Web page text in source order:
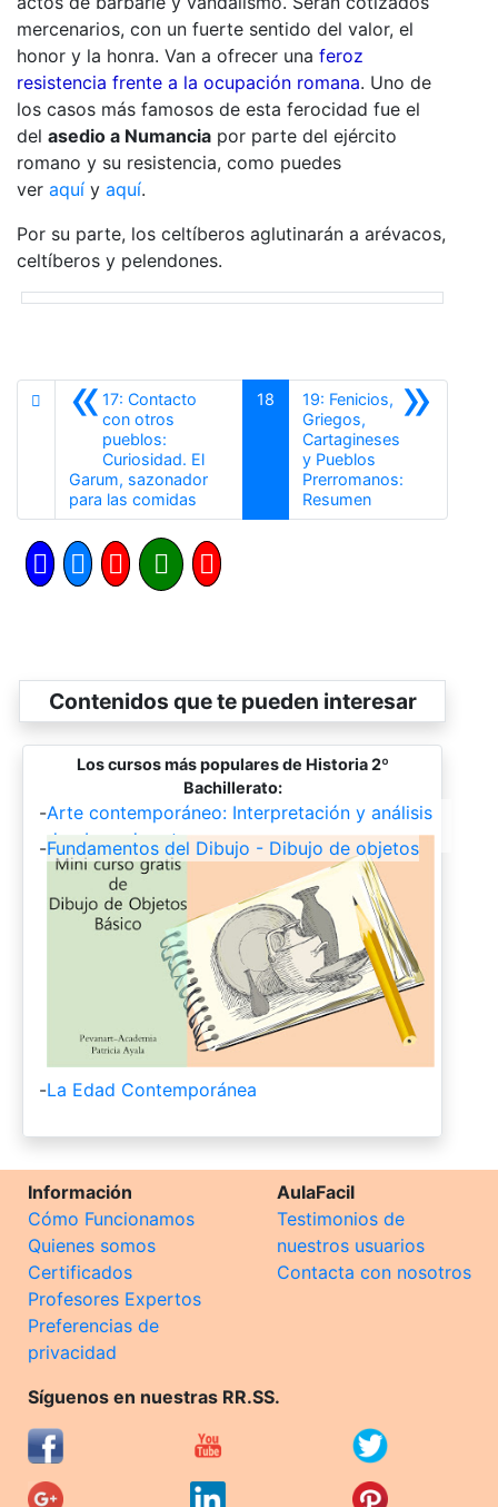
mercenarios, con un fuerte sentido del valor, el
honor y la honra. Van a ofrecer una feroz
resistencia frente a la ocupación romana. Uno de
los casos más famosos de esta ferocidad fue el
del asedio a Numancia por parte del ejército
romano y su resistencia, como puedes
ver aquí y aquí.
Por su parte, los celtíberos aglutinarán a arévacos,
celtíberos y pelendones.
«17: Contacto
con otros
pueblos:
Curiosidad. El
Garum, sazonador
para las comidas
18 »
19: Fenicios,
Griegos,
Cartagineses
y Pueblos
Prerromanos:
ResumenSiguiente
Contenidos que te pueden interesar
Los cursos más populares de Historia 2º
Bachillerato:
-Arte contemporáneo: Interpretación y análisis
de obras de arte
-Fundamentos del Dibujo - Dibujo de objetos
-La Edad Contemporánea
Información
Cómo Funcionamos
Quienes somos
Certificados
Profesores Expertos
Preferencias de
privacidad
AulaFacil
Testimonios de
nuestros usuarios
Contacta con nosotros
Síguenos en nuestras RR.SS.